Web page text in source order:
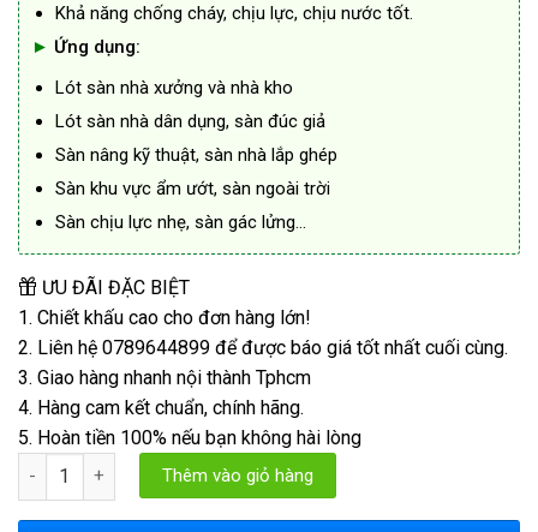
Khả năng chống cháy, chịu lực, chịu nước tốt.
► Ứng dụng:
Lót sàn nhà xưởng và nhà kho
Lót sàn nhà dân dụng, sàn đúc giả
Sàn nâng kỹ thuật, sàn nhà lắp ghép
Sàn khu vực ẩm ướt, sàn ngoài trời
Sàn chịu lực nhẹ, sàn gác lửng…
ƯU ĐÃI ĐẶC BIỆT
1. Chiết khấu cao cho đơn hàng lớn!
2. Liên hệ 0789644899 để được báo giá tốt nhất cuối cùng.
3. Giao hàng nhanh nội thành Tphcm
4. Hàng cam kết chuẩn, chính hãng.
5. Hoàn tiền 100% nếu bạn không hài lòng
Tấm Diamond Board 16mm Thái Lan số lượng
Thêm vào giỏ hàng